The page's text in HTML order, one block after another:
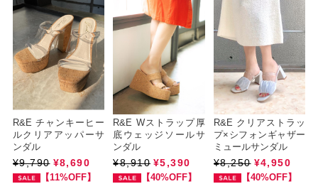
R&E チャンキーヒー
ルクリアアッパーサ
ンダル
¥9,790 ¥8,690
【11%OFF】
R&E Wストラップ厚
底ウェッジソールサ
ンダル
¥8,910 ¥5,390
【40%OFF】
R&E クリアストラッ
プ×シフォンギャザー
ミュールサンダル
¥8,250 ¥4,950
【40%OFF】